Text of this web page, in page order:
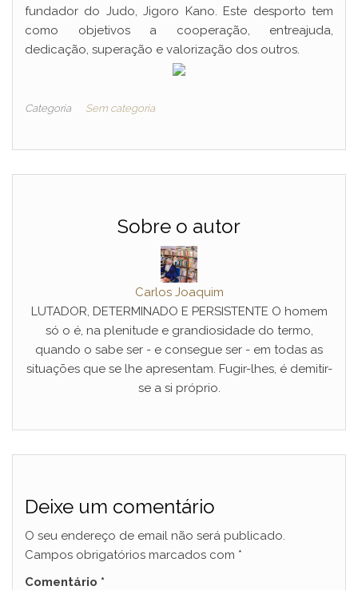
fundador do Judo, Jigoro Kano. Este desporto tem
como objetivos a cooperação, entreajuda,
dedicação, superação e valorização dos outros.
Categoria Sem categoria
Sobre o autor
Carlos Joaquim
LUTADOR, DETERMINADO E PERSISTENTE O homem
só o é, na plenitude e grandiosidade do termo,
quando o sabe ser - e consegue ser - em todas as
situações que se lhe apresentam. Fugir-lhes, é demitir-
se a si próprio.
Deixe um comentário
O seu endereço de email não será publicado.
Campos obrigatórios marcados com *
Comentário *